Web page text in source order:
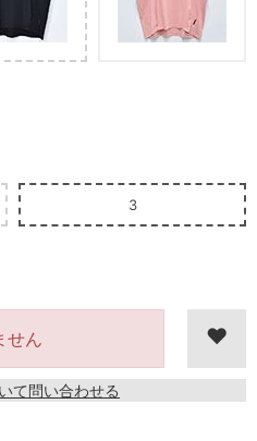
3
せん
て問い合わせる